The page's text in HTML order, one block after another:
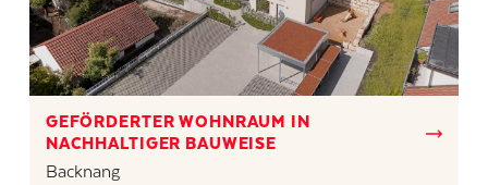
GEFÖRDERTER WOHNRAUM IN
NACHHALTIGER BAUWEISE
Backnang